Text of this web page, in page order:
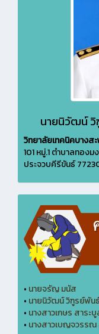
นายนิวัฒน์ วิ
วิทยาลัยเทคนิคบางส
101 หมู่.1 ตำบาลทอง
ประจวบคีรีขันธ์
• นายจรัญ มนัส
• นายนิวัฒน์ วิฑูรย์พัน
• นางสาวเกษร สาระ
• นางสาวเบญจวรรณ